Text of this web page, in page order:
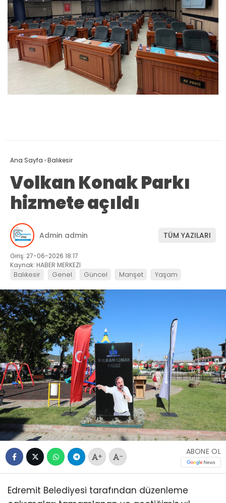
Ana Sayfa ›Balıkesir
Volkan Konak Parkı
hizmete açıldı
Admin admin TÜM YAZILARI
Giriş: 27-06-2026 18:17
Kaynak: HABER MERKEZİ
Balıkesir Genel Güncel Manşet Yaşam
+ -
ABONE OL
Edremit Belediyesi tarafından düzenleme